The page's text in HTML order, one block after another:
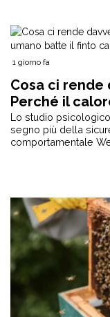
1 giorno fa
Cosa ci
Perché il
carisma
Lo studio
segno più della
comportamentale